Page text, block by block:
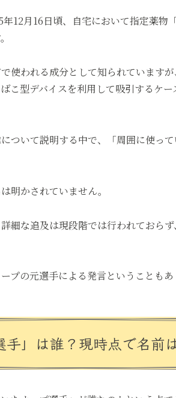
12月16日頃、自宅において指定薬物
使われる成分として知られています
こ型デバイスを利用して吸引するケ
ついて説明する中で、「周囲に使っ
明かされていません。
細な追及は現段階では行われておら
プの元選手による発言ということも
手」は誰？現時点で名前